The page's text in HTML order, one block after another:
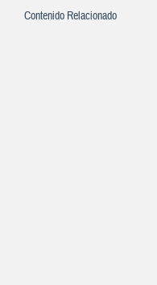
Contenido Relacionado